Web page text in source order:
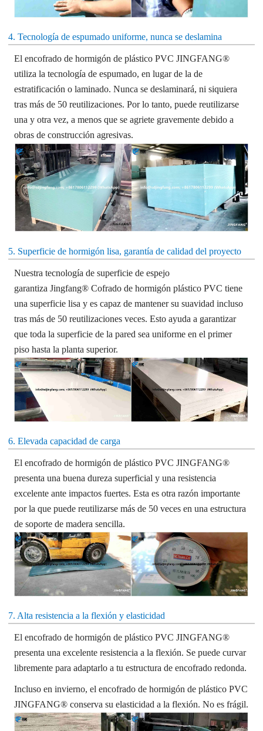
4. Tecnología de espumado uniforme, nunca se deslamina
El encofrado de hormigón de plástico PVC JINGFANG®
utiliza la tecnología de espumado, en lugar de la de
estratificación o laminado. Nunca se deslaminará, ni siquiera
tras más de 50 reutilizaciones.Por lo tanto, puede reutilizarse
una y otra vez, a menos que se agriete gravemente debido a
obras de construcción agresivas.
5. Superficie de hormigón lisa, garantía de calidad del proyecto
Nuestra tecnología de superficie de espejo
garantiza Jingfang®Cofrado de hormigón plástico PVCtiene
una superficie lisa y es capaz de mantener su suavidad incluso
tras más de 50 reutilizacionesveces.Esto ayuda a garantizar
que toda la superficie de la pared sea uniforme en el primer
piso hasta la planta superior.
6. Elevada capacidad de carga
El encofrado de hormigón de plástico PVC JINGFANG®
presenta una buena dureza superficial y una resistencia
excelente ante impactos fuertes. Esta es otra razón importante
por la que puede reutilizarse más de 50 veces en una estructura
de soporte de madera sencilla.
7. Alta resistencia a la flexión y elasticidad
El encofrado de hormigón de plástico PVC JINGFANG®
presenta una excelente resistencia a la flexión. Se puede curvar
libremente para adaptarlo a tu estructura de encofrado redonda.
Incluso en invierno, el encofrado de hormigón de plástico PVC
JINGFANG® conserva su elasticidad a la flexión. No es frágil.